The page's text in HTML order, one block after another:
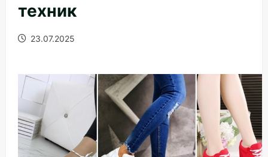
техник
23.07.2025